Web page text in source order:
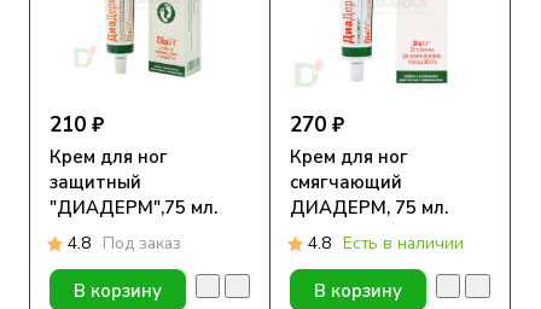
210 ₽
Крем для ног
защитный
"ДИАДЕРМ",75 мл.
4.8 Под заказ
В корзину
270 ₽
Крем для ног
смягчающий
ДИАДЕРМ, 75 мл.
4.8 Есть в наличии
В корзину